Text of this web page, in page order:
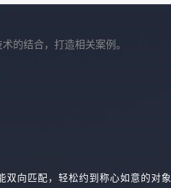
的结合，打造相关案例。
双向匹配，轻松约到称心如意的对象